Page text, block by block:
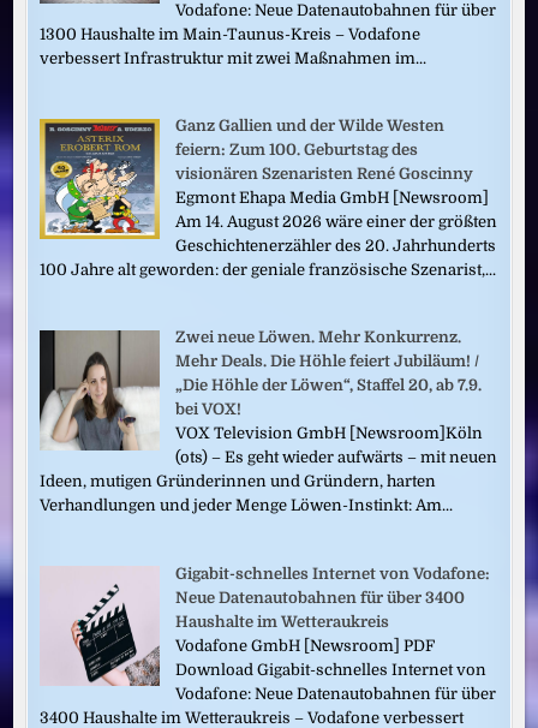
Vodafone: Neue Datenautobahnen für über
1300 Haushalte im Main-Taunus-Kreis – Vodafone
verbessert Infrastruktur mit zwei Maßnahmen im...
Ganz Gallien und der Wilde Westen
feiern: Zum 100. Geburtstag des
visionären Szenaristen René Goscinny
Egmont Ehapa Media GmbH [Newsroom]
Am 14. August 2026 wäre einer der größten
Geschichtenerzähler des 20. Jahrhunderts
100 Jahre alt geworden: der geniale französische Szenarist,...
Zwei neue Löwen. Mehr Konkurrenz.
Mehr Deals. Die Höhle feiert Jubiläum! /
„Die Höhle der Löwen“, Staffel 20, ab 7.9.
bei VOX!
VOX Television GmbH [Newsroom]Köln
(ots) – Es geht wieder aufwärts – mit neuen
Ideen, mutigen Gründerinnen und Gründern, harten
Verhandlungen und jeder Menge Löwen-Instinkt: Am...
Gigabit-schnelles Internet von Vodafone:
Neue Datenautobahnen für über 3400
Haushalte im Wetteraukreis
Vodafone GmbH [Newsroom] PDF
Download Gigabit-schnelles Internet von
Vodafone: Neue Datenautobahnen für über
3400 Haushalte im Wetteraukreis – Vodafone verbessert